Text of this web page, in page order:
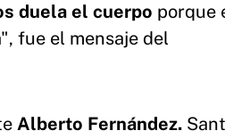
duela el cuerpo porque
fue el mensaje del
Alberto Fernández.